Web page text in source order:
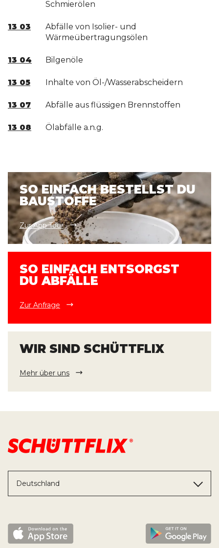
Schmierölen
13 03
Abfälle von Isolier- und
Wärmeübertragungsölen
13 04 Bilgenöle
13 05 Inhalte von Öl-/Wasserabscheidern
13 07 Abfälle aus flüssigen Brennstoffen
13 08 Ölabfälle a.n.g.
SO EINFACH BESTELLST DU
BAUSTOFFE
Zur App Tour
SO EINFACH ENTSORGST
DU ABFÄLLE
Zur Anfrage
WIR SIND SCHÜTTFLIX
Mehr über uns
Deutschland